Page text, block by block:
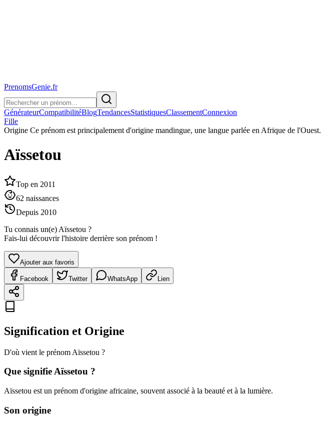
PrenomsGenie.fr
GénérateurCompatibilitéBlogTendancesStatistiquesClassementConnexion
Fille
Origine Ce prénom est principalement d'origine mandingue, une langue parlée en Afrique de l'Ouest.
Aïssetou
Top en 2011
62 naissances
Depuis 2010
Tu connais un(e) Aïssetou ?
Fais-lui découvrir l'histoire derrière son prénom !
Ajouter aux favoris
Facebook Twitter WhatsApp Lien
Signification et Origine
D'où vient le prénom Aïssetou ?
Que signifieAïssetou ?
Aïssetou est un prénom d'origine africaine, souvent associé à la beauté et à la lumière.
Son origine